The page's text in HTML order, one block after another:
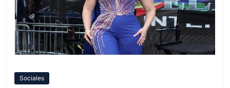
Sociales